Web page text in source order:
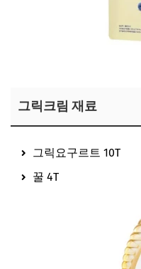
그릭크림 재료
그릭요구르트 10T
꿀 4T